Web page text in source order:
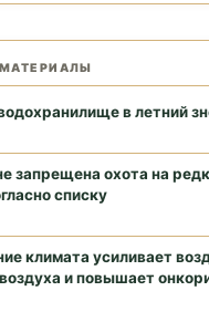
в летний
запрещена охота на
списку
климата усиливает
и повышает